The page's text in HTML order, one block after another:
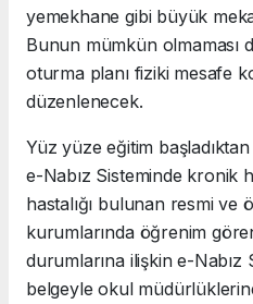
yemekhane gibi büyük
Bunun mümkün olmaması
oturma planı fiziki mesafe
düzenlenecek.
Yüz yüze eğitim
e-Nabız Sisteminde kronik
hastalığı bulunan resmi ve
kurumlarında öğrenim
durumlarına ilişkin e-Nabız
belgeyle okul